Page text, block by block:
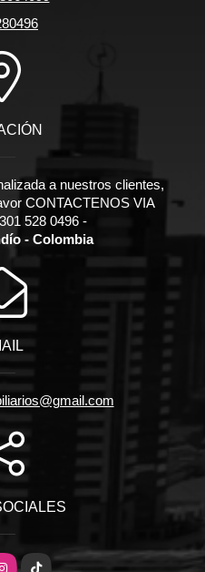
a nuestros clientes,
CONTACTENOS VIA
528 0496 -
- Colombia
TikTok